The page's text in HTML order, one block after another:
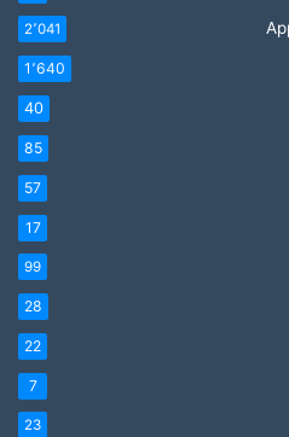
2٬041
1٬640
40
85
57
17
99
28
22
7
23